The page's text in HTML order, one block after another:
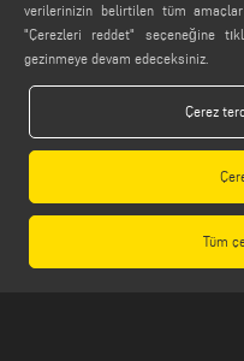
LEGAL NOTES
COOKIE POLICY
ÇEREZ AYARLARI
verilerinizin belirtilen tüm
"Çerezleri reddet" seçeneğine
gezinmeye devam edeceksiniz.
Çerez
Tüm